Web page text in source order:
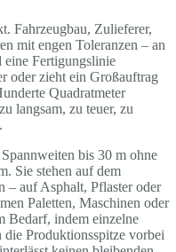
Fahrzeugbau, Zulieferer,
mit engen Toleranzen – an
Fertigungslinie
oder zieht ein Großauftrag
Quadratmeter
langsam, zu teuer, zu
bis 30 m ohne
Sie stehen auf dem
– auf Asphalt, Pflaster oder
Paletten, Maschinen oder
Bedarf, indem einzelne
die Produktionsspitze vorbei